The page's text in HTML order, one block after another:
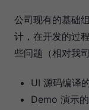
公司现有的基础
计，在开发的过
些问题（相对我
UI 源码编译
Demo 演示